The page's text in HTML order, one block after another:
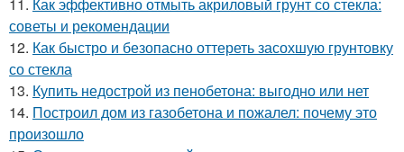
советы и рекомендации
12. Как быстро и безопасно оттереть засохшую грунтовку
со стекла
13. Купить недострой из пенобетона: выгодно или нет
14. Построил дом из газобетона и пожалел: почему это
произошло